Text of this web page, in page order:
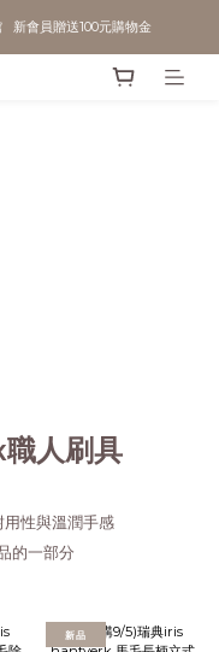
新會員贈送100元購物金
人刷具
性與溫潤手感
的一部分
新品